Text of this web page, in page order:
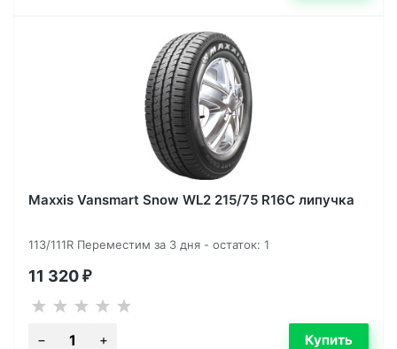
Maxxis Vansmart Snow WL2 215/75 R16C липучка
113/111R Переместим за 3 дня - остаток: 1
11 320 ₽